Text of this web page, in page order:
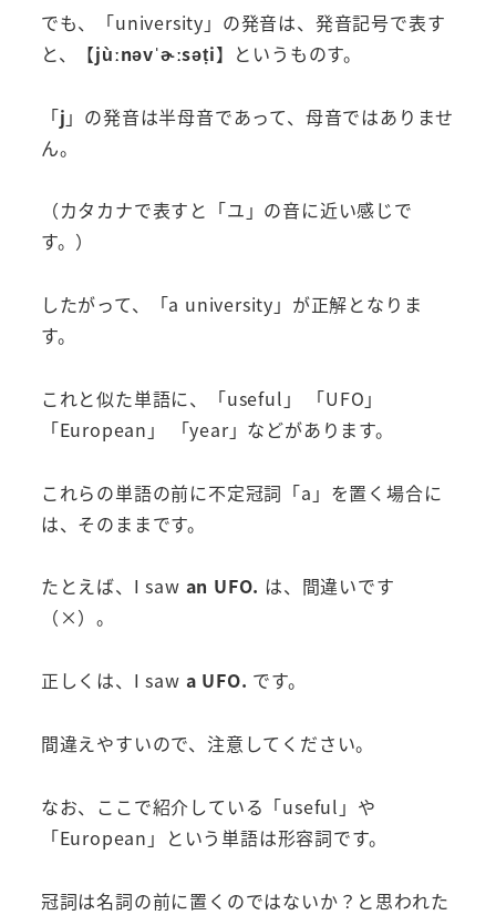
でも、「university」の発音は、発音記号で表す
と、【jùːnəvˈɚːsəṭi】というものす。
「j 」の発音は半母音であって、母音ではありませ
ん。
（カタカナで表すと「ユ」の音に近い感じで
す。）
したがって、「a university」が正解となりま
す。
これと似た単語に、「useful」 「UFO」
「European」 「year」などがあります。
これらの単語の前に不定冠詞「a」を置く場合に
は、そのままです。
たとえば、I saw an UFO. は、間違いです
（×）。
正しくは、I saw a UFO. です。
間違えやすいので、注意してください。
なお、ここで紹介している「useful」や
「European」という単語は形容詞です。
冠詞は名詞の前に置くのではないか？と思われた